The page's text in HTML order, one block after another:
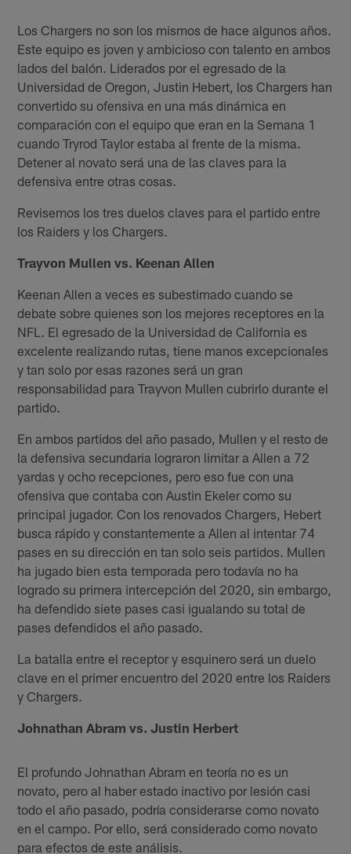
Los Chargers no son los mismos de hace algunos años.
Este equipo es joven y ambicioso con talento en ambos
lados del balón. Liderados por el egresado de la
Universidad de Oregon, Justin Hebert, los Chargers han
convertido su ofensiva en una más dinámica en
comparación con el equipo que eran en la Semana 1
cuando Tryrod Taylor estaba al frente de la misma.
Detener al novato será una de las claves para la
defensiva entre otras cosas.
Revisemos los tres duelos claves para el partido entre
los Raiders y los Chargers.
Trayvon Mullen vs. Keenan Allen
Keenan Allen a veces es subestimado cuando se
debate sobre quienes son los mejores receptores en la
NFL. El egresado de la Universidad de California es
excelente realizando rutas, tiene manos excepcionales
y tan solo por esas razones será un gran
responsabilidad para Trayvon Mullen cubrirlo durante el
partido.
En ambos partidos del año pasado, Mullen y el resto de
la defensiva secundaria lograron limitar a Allen a 72
yardas y ocho recepciones, pero eso fue con una
ofensiva que contaba con Austin Ekeler como su
principal jugador. Con los renovados Chargers, Hebert
busca rápido y constantemente a Allen al intentar 74
pases en su dirección en tan solo seis partidos. Mullen
ha jugado bien esta temporada pero todavía no ha
logrado su primera intercepción del 2020, sin embargo,
ha defendido siete pases casi igualando su total de
pases defendidos el año pasado.
La batalla entre el receptor y esquinero será un duelo
clave en el primer encuentro del 2020 entre los Raiders
y Chargers.
Johnathan Abram vs. Justin Herbert
El profundo Johnathan Abram en teoría no es un
novato, pero al haber estado inactivo por lesión casi
todo el año pasado, podría considerarse como novato
en el campo. Por ello, será considerado como novato
para efectos de este análisis.